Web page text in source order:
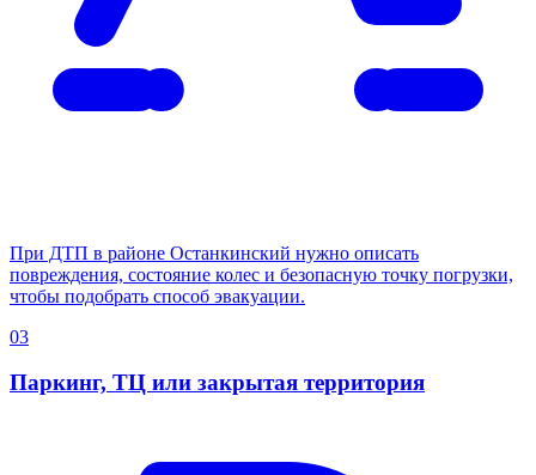
При ДТП в районе Останкинский нужно описать
повреждения, состояние колес и безопасную точку погрузки,
чтобы подобрать способ эвакуации.
03
Паркинг, ТЦ или закрытая территория